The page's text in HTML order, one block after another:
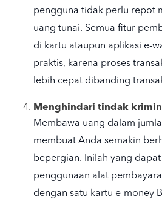
pengguna tidak perlu repot
uang tunai. Semua fitur
di kartu ataupun aplikasi e-
praktis, karena proses
lebih cepat dibanding
Menghindari tindak
Membawa uang dalam
membuat Anda semakin
bepergian. Inilah yang
penggunaan alat
dengan satu kartu e-money